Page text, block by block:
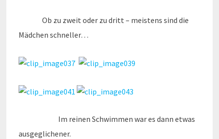
Ob zu zweit oder zu dritt – meistens sind die
Mädchen schneller…
Im reinen Schwimmen war es dann etwas
ausgeglichener.